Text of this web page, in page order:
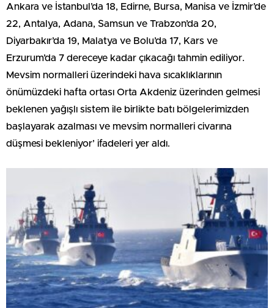
Ankara ve İstanbul’da 18, Edirne, Bursa, Manisa ve İzmir’de
22, Antalya, Adana, Samsun ve Trabzon’da 20,
Diyarbakır’da 19, Malatya ve Bolu’da 17, Kars ve
Erzurum’da 7 dereceye kadar çıkacağı tahmin ediliyor.
Mevsim normalleri üzerindeki hava sıcaklıklarının
önümüzdeki hafta ortası Orta Akdeniz üzerinden gelmesi
beklenen yağışlı sistem ile birlikte batı bölgelerimizden
başlayarak azalması ve mevsim normalleri civarına
düşmesi bekleniyor’ ifadeleri yer aldı.